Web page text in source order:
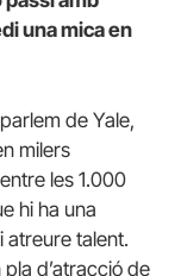
una mica en
de Yale,
milers
les 1.000
hi ha una
atreure talent.
d’atracció de